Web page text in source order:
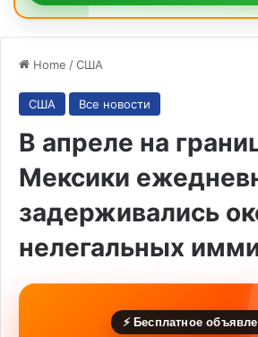
Home /США
США Все новости
В апреле на
Мексики
задерживались
нелегальных
⚡ Бесплатное